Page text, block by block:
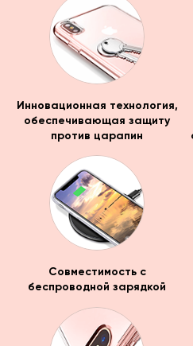
Инновационная технология,
обеспечивающая защиту
против царапин
Совместимость с
беспроводной зарядкой